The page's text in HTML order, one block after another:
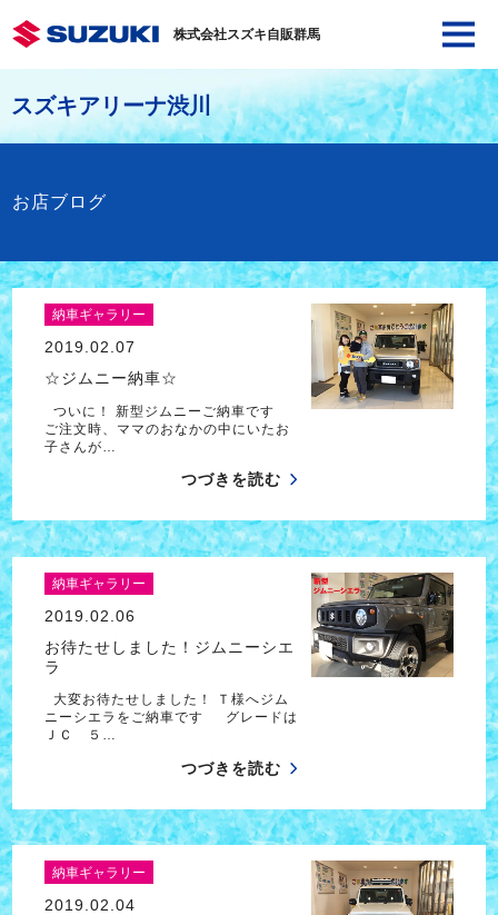
株式会社スズキ自販群馬
スズキアリーナ渋川
お店ブログ
納車ギャラリー
2019.02.07
☆ジムニー納車☆
ついに！ 新型ジムニーご納車です
ご注文時、ママのおなかの中にいたお
子さんが…
つづきを読む
納車ギャラリー
2019.02.06
お待たせしました！ジムニーシエ
ラ
大変お待たせしました！ Ｔ様へジム
ニーシエラをご納車です グレードは
ＪＣ ５…
つづきを読む
納車ギャラリー
2019.02.04